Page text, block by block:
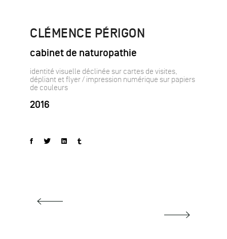
CLÉMENCE PÉRIGON
cabinet de naturopathie
identité visuelle déclinée sur cartes de visites,
dépliant et flyer / impression numérique sur papiers
de couleurs
2016